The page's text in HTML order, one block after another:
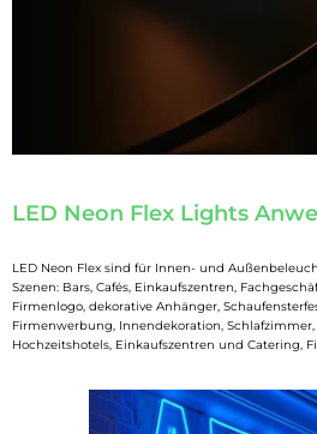
LED Neon Flex Lights
LED Neon Flex sind für Innen- und
Szenen: Bars, Cafés, Einkaufszentren,
Firmenlogo, dekorative Anhänger,
Firmenwerbung, Innendekoration,
Hochzeitshotels, Einkaufszentren und Catering,